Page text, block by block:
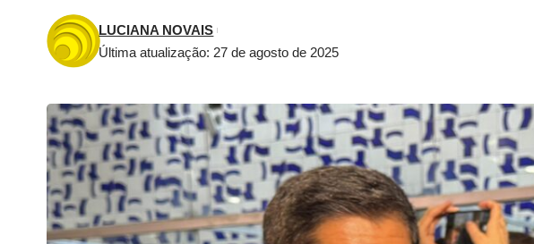
Última atualização: 27 de agosto de 2025
LUCIANA NOVAIS